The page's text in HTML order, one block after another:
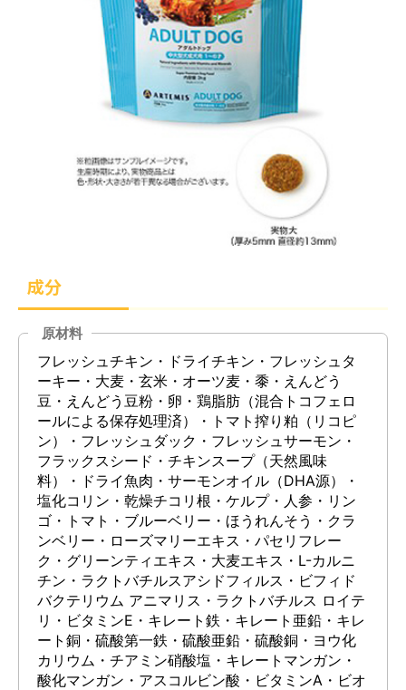
成分
原材料
フレッシュチキン・ドライチキン・フレッシュタ
ーキー・大麦・玄米・オーツ麦・黍・えんどう
豆・えんどう豆粉・卵・鶏脂肪（混合トコフェロ
ールによる保存処理済）・トマト搾り粕（リコピ
ン）・フレッシュダック・フレッシュサーモン・
フラックスシード・チキンスープ（天然風味
料）・ドライ魚肉・サーモンオイル（DHA源）・
塩化コリン・乾燥チコリ根・ケルプ・人参・リン
ゴ・トマト・ブルーベリー・ほうれんそう・クラ
ンベリー・ローズマリーエキス・パセリフレー
ク・グリーンティエキス・大麦エキス・L-カルニ
チン・ラクトバチルスアシドフィルス・ビフィド
バクテリウム アニマリス・ラクトバチルス ロイテ
リ・ビタミンE・キレート鉄・キレート亜鉛・キレ
ート銅・硫酸第一鉄・硫酸亜鉛・硫酸銅・ヨウ化
カリウム・チアミン硝酸塩・キレートマンガン・
酸化マンガン・アスコルビン酸・ビタミンA・ビオ